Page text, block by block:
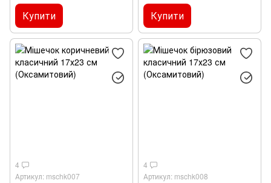
Купити Купити
4
Артикул: mschk007
4
Артикул: mschk008